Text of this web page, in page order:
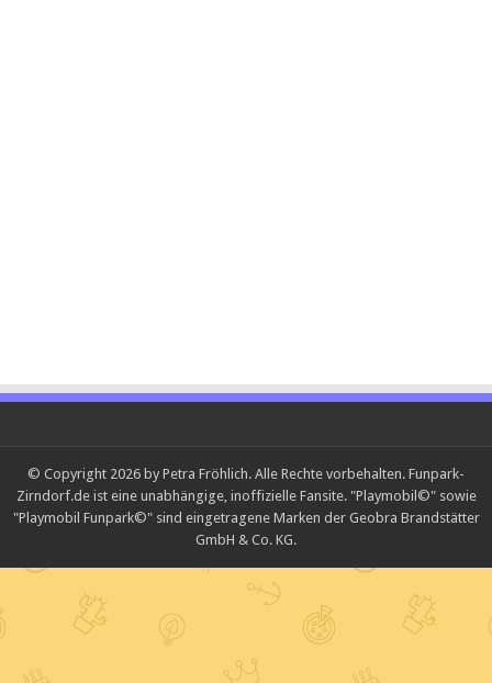
© Copyright 2026 by Petra Fröhlich. Alle Rechte vorbehalten. Funpark-
Zirndorf.de ist eine unabhängige, inoffizielle Fansite. "Playmobil©" sowie
"Playmobil Funpark©" sind eingetragene Marken der Geobra Brandstätter
GmbH & Co. KG.